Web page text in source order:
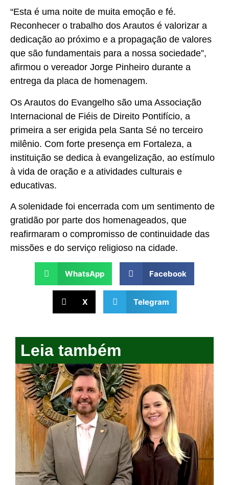
“Esta é uma noite de muita emoção e fé.
Reconhecer o trabalho dos Arautos é valorizar a
dedicação ao próximo e a propagação de valores
que são fundamentais para a nossa sociedade”,
afirmou o vereador Jorge Pinheiro durante a
entrega da placa de homenagem.
Os Arautos do Evangelho são uma Associação
Internacional de Fiéis de Direito Pontifício, a
primeira a ser erigida pela Santa Sé no terceiro
milênio. Com forte presença em Fortaleza, a
instituição se dedica à evangelização, ao estímulo
à vida de oração e a atividades culturais e
educativas.
A solenidade foi encerrada com um sentimento de
gratidão por parte dos homenageados, que
reafirmaram o compromisso de continuidade das
missões e do serviço religioso na cidade.
WhatsApp Facebook
X Telegram
Leia também